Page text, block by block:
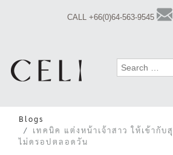
CALL +66(0)64-563-9545
Search
Blogs
เทคนิค แต่งหน้าเจ้าสาว ให้เข้ากับ
ไม่ดรอปตลอดวัน